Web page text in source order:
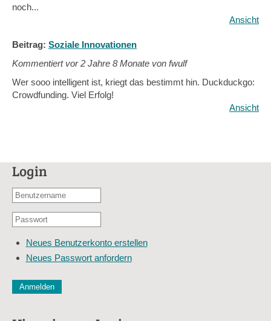
noch...
Ansicht
Beitrag: Soziale Innovationen
Kommentiert vor2 Jahre 8 Monate von fwulf
Wer sooo intelligent ist, kriegt das bestimmt hin. Duckduckgo:
Crowdfunding. Viel Erfolg!
Ansicht
Login
Benutzername
E-
Adresse
Passwort
Neues Benutzerkonto erstellen
Neues Passwort anfordern
Diese Sicherheitsfrage überprüft, ob Sie ein menschlicher